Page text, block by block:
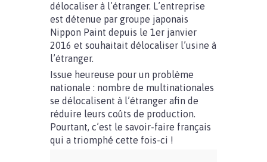
délocaliser à l’étranger. L’entreprise
est détenue par groupe japonais
Nippon Paint depuis le 1er janvier
2016 et souhaitait délocaliser l’usine à
l’étranger.
Issue heureuse pour un problème
nationale : nombre de multinationales
se délocalisent à l’étranger afin de
réduire leurs coûts de production.
Pourtant, c’est le savoir-faire français
qui a triomphé cette fois-ci !